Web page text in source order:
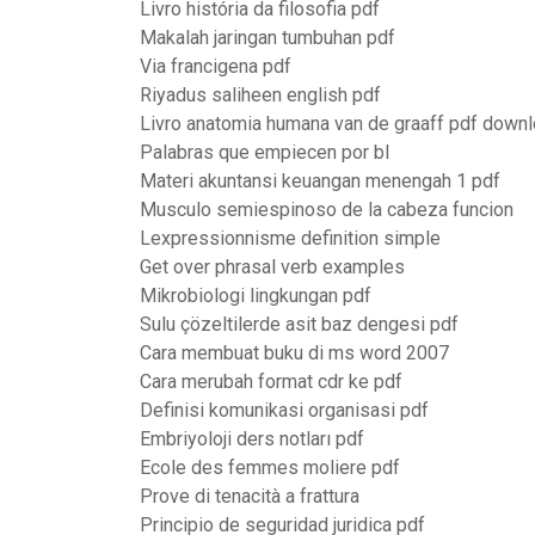
Livro história da filosofia pdf
Makalah jaringan tumbuhan pdf
Via francigena pdf
Riyadus saliheen english pdf
Livro anatomia humana van de graaff pdf
Palabras que empiecen por bl
Materi akuntansi keuangan menengah 1 pdf
Musculo semiespinoso de la cabeza funcion
Lexpressionnisme definition simple
Get over phrasal verb examples
Mikrobiologi lingkungan pdf
Sulu çözeltilerde asit baz dengesi pdf
Cara membuat buku di ms word 2007
Cara merubah format cdr ke pdf
Definisi komunikasi organisasi pdf
Embriyoloji ders notları pdf
Ecole des femmes moliere pdf
Prove di tenacità a frattura
Principio de seguridad juridica pdf